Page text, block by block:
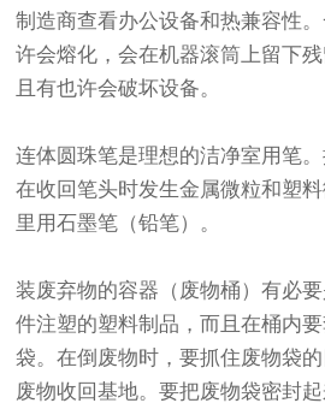
制造商查看办公设备和热兼容性
许会熔化，会在机器滚筒上留下
且有也许会破坏设备。
连体圆珠笔是理想的洁净室用笔
在收回笔头时发生金属微粒和塑
里用石墨笔（铅笔）。
装废弃物的容器（废物桶）有必
件注塑的塑料制品，而且在桶内
袋。在倒废物时，要抓住废物袋
废物收回基地。要把废物袋密封